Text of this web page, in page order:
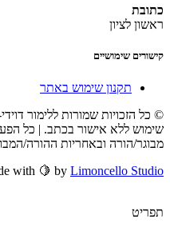
כתובת
ראשון לציון
קישורים שימושיים
תקנון שימוש באתר
© כל הזכויות שמורות ללימור
שימוש ללא אישור בכתב. | כל
מבוגר/הורה ובאחריות ההורה/
with 🍋 by Limoncello Studio
תפריט